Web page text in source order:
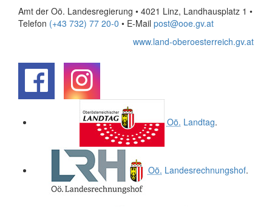
Amt der Oö. Landesregierung • 4021 Linz, Landhausplatz 1 •
Telefon (+43 732) 77 20-0 • E-Mail post@ooe.gv.at
www.land-oberoesterreich.gv.at
Oö. Landtag.
Oö. Landesrechnungshof.